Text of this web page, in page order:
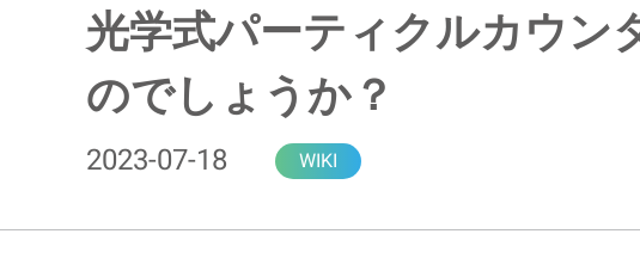
光学式パーティクルカウン
のでしょうか？
2023-07-18 WIKI